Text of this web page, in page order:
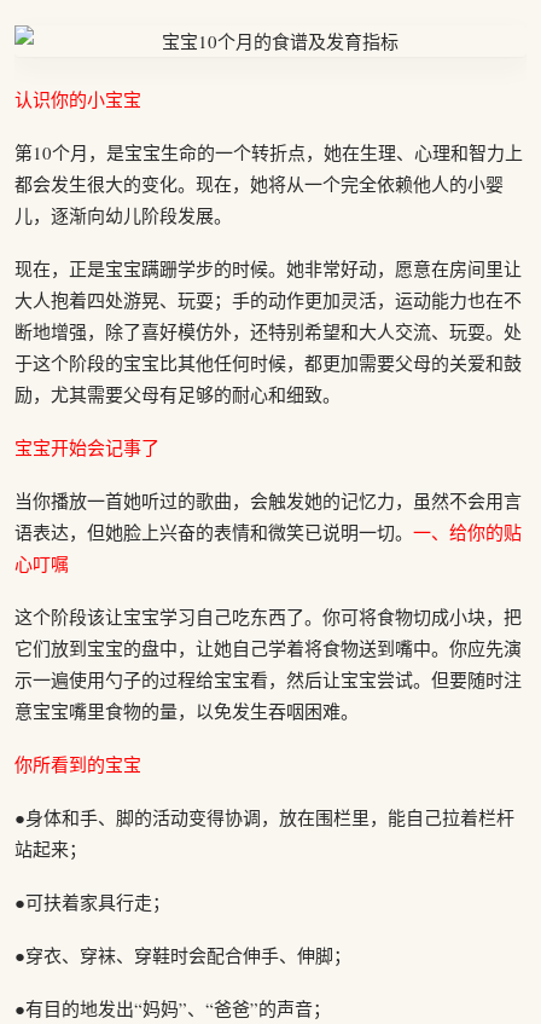
认识你的小宝宝
第10个月，是宝宝生命的一个转折点，她在生理、心理和智力上
都会发生很大的变化。现在，她将从一个完全依赖他人的小婴
儿，逐渐向幼儿阶段发展。
现在，正是宝宝蹒跚学步的时候。她非常好动，愿意在房间里让
大人抱着四处游晃、玩耍；手的动作更加灵活，运动能力也在不
断地增强，除了喜好模仿外，还特别希望和大人交流、玩耍。处
于这个阶段的宝宝比其他任何时候，都更加需要父母的关爱和鼓
励，尤其需要父母有足够的耐心和细致。
宝宝开始会记事了
当你播放一首她听过的歌曲，会触发她的记忆力，虽然不会用言
语表达，但她脸上兴奋的表情和微笑已说明一切。 一、给你的贴
心叮嘱
这个阶段该让宝宝学习自己吃东西了。你可将食物切成小块，把
它们放到宝宝的盘中，让她自己学着将食物送到嘴中。你应先演
示一遍使用勺子的过程给宝宝看，然后让宝宝尝试。但要随时注
意宝宝嘴里食物的量，以免发生吞咽困难。
你所看到的宝宝
●身体和手、脚的活动变得协调，放在围栏里，能自己拉着栏杆
站起来；
●可扶着家具行走；
●穿衣、穿袜、穿鞋时会配合伸手、伸脚；
●有目的地发出“妈妈”、“爸爸”的声音；